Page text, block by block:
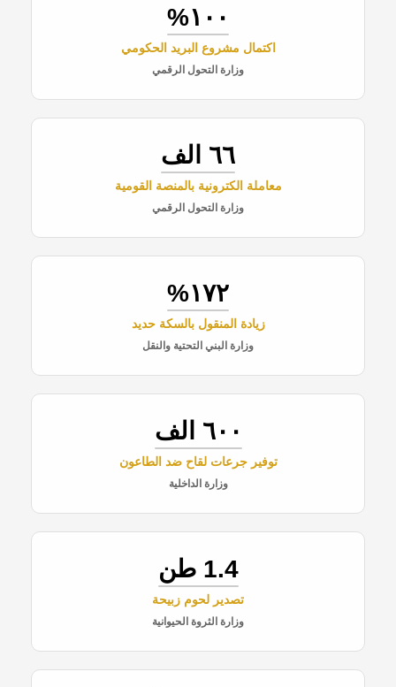
١٠٠%
اكتمال مشروع البريد الحكومي
وزارة التحول الرقمي
٦٦ الف
معاملة الكترونية بالمنصة القومية
وزارة التحول الرقمي
١٧٢%
زيادة المنقول بالسكة حديد
وزارة البني التحتية والنقل
٦٠٠ الف
توفير جرعات لقاح ضد الطاعون
وزارة الداخلية
1.4 طن
تصدير لحوم زبيحة
وزارة الثروة الحيوانية